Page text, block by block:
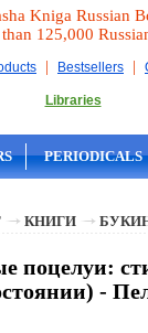
Kniga Russian
125,000
| Bestsellers |
Libraries
PERIODICALS
КНИГИ
поцелуи:
-